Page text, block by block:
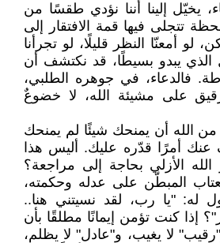
يخيّل إلينا أننا نؤدي طقسًا من
تتجلى فيها قمة الافتقار إلى
لو أمعنّا النظر قليلًا، لو تجرأنا
الذي يبدو بسيطًا، قد نكتشف أن
فالدعاء، في جوهره الطلبي،
على مشيئة الله، لا خضوعٌ
الله أن يمنحك شيئًا لم يمنحك
عنك أمرًا قدّره عليك. أليس هذا
الأزلي بحاجة إلى مراجعة؟
المبطّن على عدله وحكمته،
له: "يا رب، لقد نسيتني هنا..
إذا كنت تؤمن إيمانًا مطلقًا بأن
لا يغيب، و"عادل" لا يظلم،